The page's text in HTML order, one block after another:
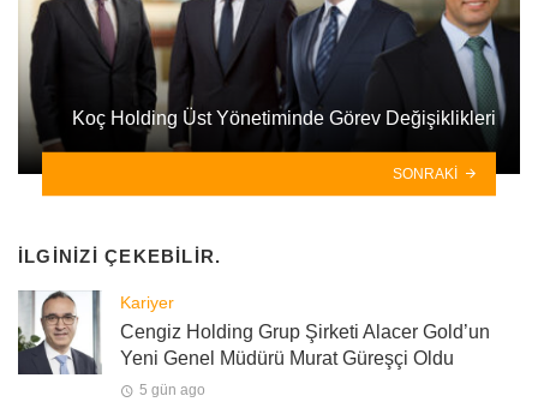
Koç Holding Üst Yönetiminde Görev Değişiklikleri
SONRAKI
İLGINIZI ÇEKEBILIR.
Kariyer
Cengiz Holding Grup Şirketi Alacer Gold’un
Yeni Genel Müdürü Murat Güreşçi Oldu
5 gün ago